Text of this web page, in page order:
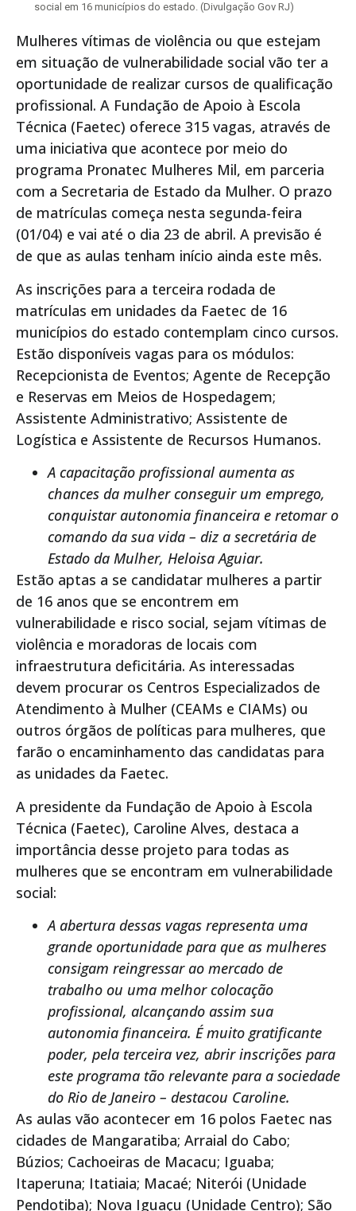
social em 16 municípios do estado. (Divulgação Gov RJ)
Mulheres vítimas de violência ou que estejam
em situação de vulnerabilidade social vão ter a
oportunidade de realizar cursos de qualificação
profissional. A Fundação de Apoio à Escola
Técnica (Faetec) oferece 315 vagas, através de
uma iniciativa que acontece por meio do
programa Pronatec Mulheres Mil, em parceria
com a Secretaria de Estado da Mulher. O prazo
de matrículas começa nesta segunda-feira
(01/04) e vai até o dia 23 de abril. A previsão é
de que as aulas tenham início ainda este mês.
As inscrições para a terceira rodada de
matrículas em unidades da Faetec de 16
municípios do estado contemplam cinco cursos.
Estão disponíveis vagas para os módulos:
Recepcionista de Eventos; Agente de Recepção
e Reservas em Meios de Hospedagem;
Assistente Administrativo; Assistente de
Logística e Assistente de Recursos Humanos.
A capacitação profissional aumenta as
chances da mulher conseguir um emprego,
conquistar autonomia financeira e retomar o
comando da sua vida – diz a secretária de
Estado da Mulher, Heloisa Aguiar.
Estão aptas a se candidatar mulheres a partir
de 16 anos que se encontrem em
vulnerabilidade e risco social, sejam vítimas de
violência e moradoras de locais com
infraestrutura deficitária. As interessadas
devem procurar os Centros Especializados de
Atendimento à Mulher (CEAMs e CIAMs) ou
outros órgãos de políticas para mulheres, que
farão o encaminhamento das candidatas para
as unidades da Faetec.
A presidente da Fundação de Apoio à Escola
Técnica (Faetec), Caroline Alves, destaca a
importância desse projeto para todas as
mulheres que se encontram em vulnerabilidade
social:
A abertura dessas vagas representa uma
grande oportunidade para que as mulheres
consigam reingressar ao mercado de
trabalho ou uma melhor colocação
profissional, alcançando assim sua
autonomia financeira. É muito gratificante
poder, pela terceira vez, abrir inscrições para
este programa tão relevante para a sociedade
do Rio de Janeiro – destacou Caroline.
As aulas vão acontecer em 16 polos Faetec nas
cidades de Mangaratiba; Arraial do Cabo;
Búzios; Cachoeiras de Macacu; Iguaba;
Itaperuna; Itatiaia; Macaé; Niterói (Unidade
Pendotiba); Nova Iguaçu (Unidade Centro); São